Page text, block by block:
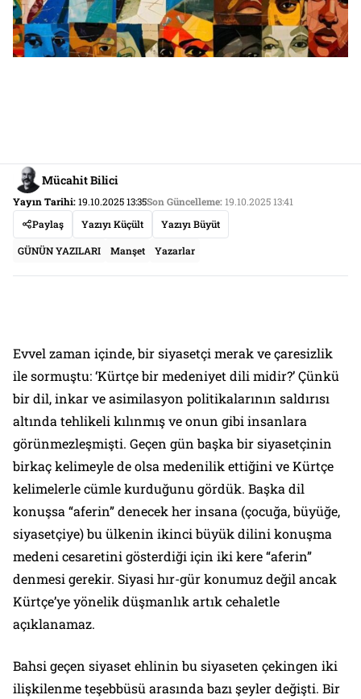
Mücahit Bilici
Yayın Tarihi:19.10.2025 13:35Son Güncelleme:19.10.2025 13:41
Paylaş
Yazıyı Küçült Yazıyı Büyüt
GÜNÜN YAZILARI Manşet Yazarlar
Evvel zaman içinde, bir siyasetçi merak ve çaresizlik
ile sormuştu: ‘Kürtçe bir medeniyet dili midir?’ Çünkü
bir dil, inkar ve asimilasyon politikalarının saldırısı
altında tehlikeli kılınmış ve onun gibi insanlara
görünmezleşmişti. Geçen gün başka bir siyasetçinin
birkaç kelimeyle de olsa medenilik ettiğini ve Kürtçe
kelimelerle cümle kurduğunu gördük. Başka dil
konuşsa “aferin” denecek her insana (çocuğa, büyüğe,
siyasetçiye) bu ülkenin ikinci büyük dilini konuşma
medeni cesaretini gösterdiği için iki kere “aferin”
denmesi gerekir. Siyasi hır-gür konumuz değil ancak
Kürtçe’ye yönelik düşmanlık artık cehaletle
açıklanamaz.
Bahsi geçen siyaset ehlinin bu siyaseten çekingen iki
ilişkilenme teşebbüsü arasında bazı şeyler değişti. Bir